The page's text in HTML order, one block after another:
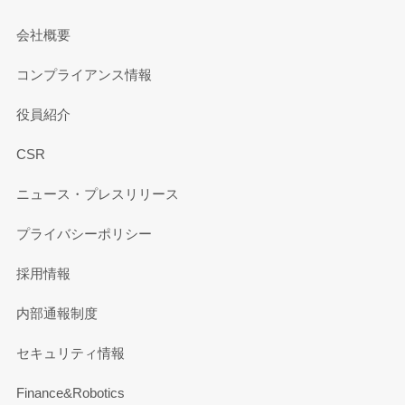
会社概要
コンプライアンス情報
役員紹介
CSR
ニュース・プレスリリース
プライバシーポリシー
採用情報
内部通報制度
セキュリティ情報
Finance&Robotics